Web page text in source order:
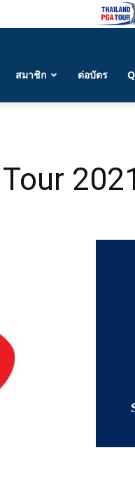
สมาชิก ต่อบัตร
2021